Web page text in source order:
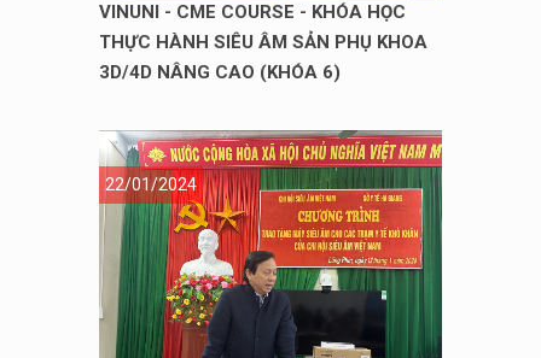
VINUNI - CME COURSE - KHÓA HỌC
THỰC HÀNH SIÊU ÂM SẢN PHỤ KHOA
3D/4D NÂNG CAO (KHÓA 6)
22/01/2024